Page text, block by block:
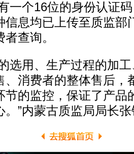
一个16位的身份认证
息均已上传至质监部
查询。
用、生产过程的加工
、消费者的整体售后，
节的监控，保证了产品
。”内蒙古质监局局长